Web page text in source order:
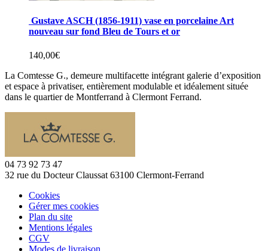
Gustave ASCH (1856-1911) vase en porcelaine Art
nouveau sur fond Bleu de Tours et or
140,00€
La Comtesse G., demeure multifacette intégrant galerie d’exposition
et espace à privatiser, entièrement modulable et idéalement située
dans le quartier de Montferrand à Clermont Ferrand.
04 73 92 73 47
32 rue du Docteur Claussat 63100 Clermont-Ferrand
Cookies
Gérer mes cookies
Plan du site
Mentions légales
CGV
Modes de livraison